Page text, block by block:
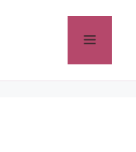
Menu